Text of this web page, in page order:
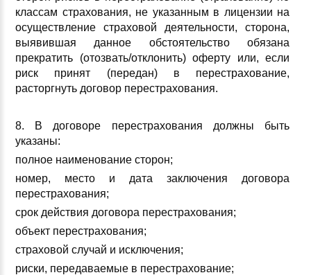
классам страхования, не указанным в лицензии на
осуществление страховой деятельности, сторона,
выявившая данное обстоятельство обязана
прекратить (отозвать/отклонить) оферту или, если
риск принят (передан) в перестрахование,
расторгнуть договор перестрахования.
8. В договоре перестрахования должны быть
указаны:
полное наименование сторон;
номер, место и дата заключения договора
перестрахования;
срок действия договора перестрахования;
объект перестрахования;
страховой случай и исключения;
риски, передаваемые в перестрахование;